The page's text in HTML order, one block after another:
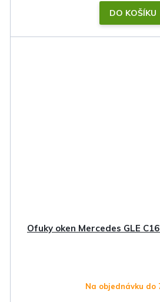
DO KOŠÍKU
Ofuky oken Mercedes GLE
Na objednávku do